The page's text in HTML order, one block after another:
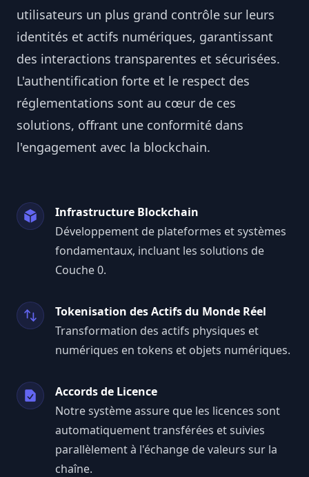
utilisateurs un plus grand contrôle sur leurs
identités et actifs numériques, garantissant
des interactions transparentes et sécurisées.
L'authentification forte et le respect des
réglementations sont au cœur de ces
solutions, offrant une conformité dans
l'engagement avec la blockchain.
Infrastructure Blockchain
Développement de plateformes et systèmes
fondamentaux, incluant les solutions de
Couche 0.
Tokenisation des Actifs du Monde Réel
Transformation des actifs physiques et
numériques en tokens et objets numériques.
Accords de Licence
Notre système assure que les licences sont
automatiquement transférées et suivies
parallèlement à l'échange de valeurs sur la
chaîne.